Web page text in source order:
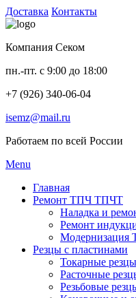
Доставка Контакты
Компания Секом
пн.-пт. с 9:00 до 18:00
+7 (926) 340-06-04
isemz@mail.ru
Работаем по всей России
Menu
Главная
Ремонт ТПЧ ТПЧТ
Наладка и
Ремонт
Резцы с пластинами
Токарные
Расточные
Резьбовые